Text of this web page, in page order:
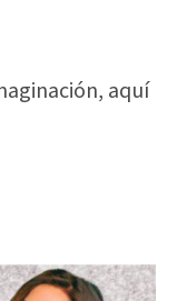
aquí